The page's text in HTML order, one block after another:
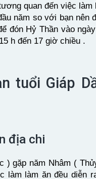
quan đến việc làm
năm so với bạn nên
đón Hỷ Thần vào
h đến 17 giờ chiều .
tuổi Giáp
địa chi
) gặp năm Nhâm (
làm làm ăn đều diễn